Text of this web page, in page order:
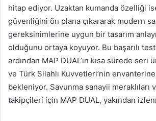
hitap ediyor. Uzaktan kumanda özelliği
güvenliğini ön plana çıkararak modern
gereksinimlerine uygun bir tasarım
olduğunu ortaya koyuyor. Bu başarılı
ardından MAP DUAL’ın kısa sürede seri
ve Türk Silahlı Kuvvetleri’nin
bekleniyor. Savunma sanayii meraklıları
takipçileri için MAP DUAL, yakından